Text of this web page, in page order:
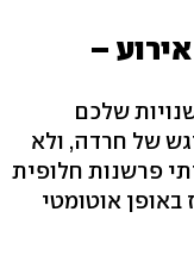
–
שלכם
של חרדה, ולא
פרשנות חלופית
באופן אוטומטי